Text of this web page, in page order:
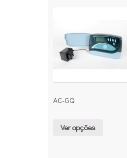
AC-GQ
Ver opções